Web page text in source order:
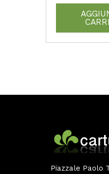
Piazzale Paolo